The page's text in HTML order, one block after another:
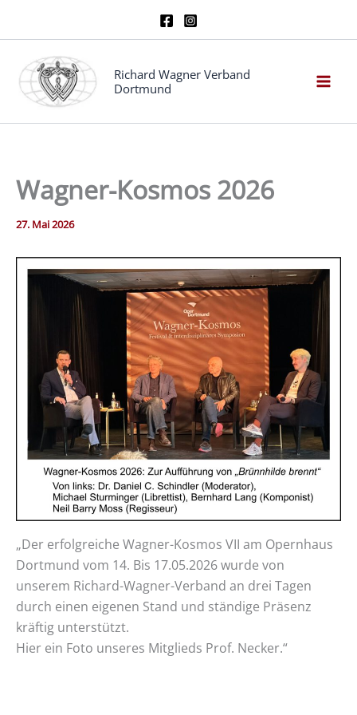
Richard Wagner Verband
Dortmund
Wagner-Kosmos 2026
27. Mai 2026
„Der erfolgreiche Wagner-Kosmos VII am Opernhaus
Dortmund vom 14. Bis 17.05.2026 wurde von
unserem Richard-Wagner-Verband an drei Tagen
durch einen eigenen Stand und ständige Präsenz
kräftig unterstützt.
Hier ein Foto unseres Mitglieds Prof. Necker.“